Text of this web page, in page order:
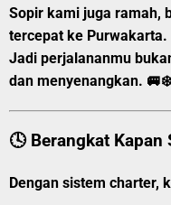
Sopir kami juga ramah,
tercepat ke Purwakarta.
Jadi perjalananmu
dan menyenangkan.
🕓 Berangkat
Dengan sistem charter,